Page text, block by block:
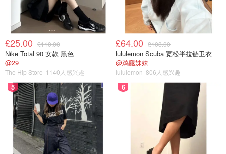
£25.00 £110.00
Nike Total 90 女款 黑色
@29
The Hip Store 1140人感兴趣
£64.00 £108.00
lululemon Scuba 宽松半拉链卫衣
@鸡腿妹妹
lululemon 806人感兴趣
5 6